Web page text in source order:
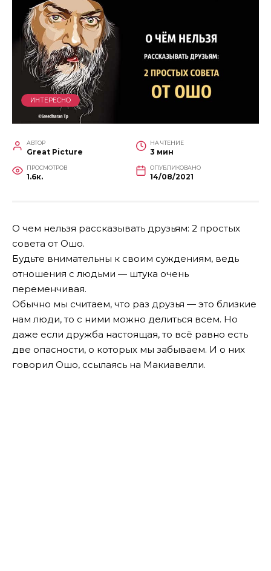
ИНТЕРЕСНО
АВТОР
Great Picture
НА ЧТЕНИЕ
3 мин
ПРОСМОТРОВ
1.6к.
ОПУБЛИКОВАНО
14/08/2021
О чем нельзя рассказывать друзьям: 2 простых
совета от Ошо.
Будьте внимательны к своим суждениям, ведь
отношения с людьми — штука очень
переменчивая.
Обычно мы считаем, что раз друзья — это близкие
нам люди, то с ними можно делиться всем. Но
даже если дружба настоящая, то всё равно есть
две опасности, о которых мы забываем. И о них
говорил Ошо, ссылаясь на Макиавелли.